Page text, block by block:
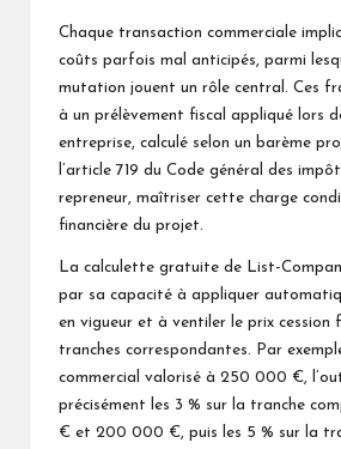
Chaque transaction commerciale
coûts parfois mal anticipés, parmi
mutation jouent un rôle central. Ces
à un prélèvement fiscal appliqué lors
entreprise, calculé selon un barème
l’article 719 du Code général des
repreneur, maîtriser cette charge
financière du projet.
La calculette gratuite de List-
par sa capacité à appliquer
en vigueur et à ventiler le prix cession
tranches correspondantes. Par
commercial valorisé à 250 000 €,
précisément les 3 % sur la tranche
€ et 200 000 €, puis les 5 % sur la